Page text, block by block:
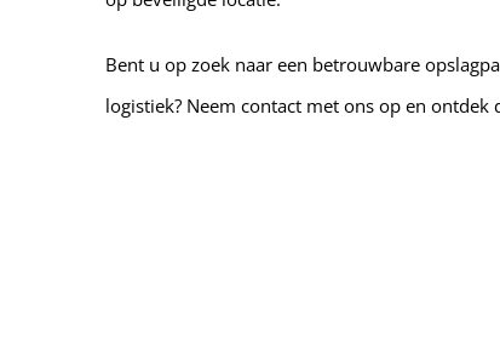
Bent u op zoek naar een betrouwbare
logistiek? Neem contact met ons op en ontdek